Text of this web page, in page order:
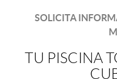
SOLICITA
TU PISCINA